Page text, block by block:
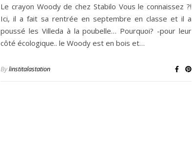
Le crayon Woody de chez Stabilo Vous le connaissez ?!
Ici, il a fait sa rentrée en septembre en classe et il a
poussé les Villeda à la poubelle… Pourquoi? -pour leur
côté écologique.. le Woody est en bois et…
Bylinstitalastation